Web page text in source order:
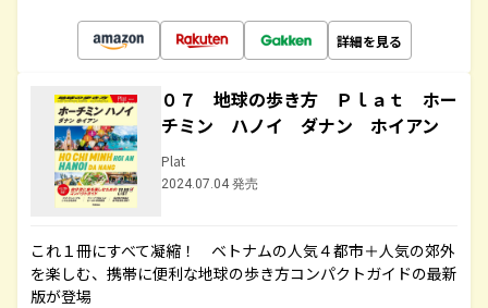
詳細を見る
０７ 地球の歩き方 Ｐｌａｔ ホー
チミン ハノイ ダナン ホイアン
Plat
2024.07.04 発売
これ１冊にすべて凝縮！ ベトナムの人気４都市＋人気の郊外
を楽しむ、携帯に便利な地球の歩き方コンパクトガイドの最新
版が登場